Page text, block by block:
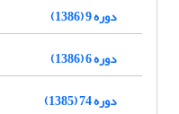
دوره 9 (1386)
دوره 6 (1386)
دوره 74 (1385)